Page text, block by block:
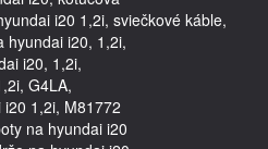
i20 1,2i, sviečkové káble,
hyundai i20, 1,2i,
i20, 1,2i,
G4LA,
1,2i, M81772
na hyundai i20